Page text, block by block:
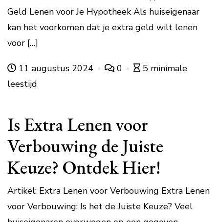
Geld Lenen voor Je Hypotheek Als huiseigenaar
kan het voorkomen dat je extra geld wilt lenen
voor […]
11 augustus 2024 0
5 minimale
leestijd
Is Extra Lenen voor
Verbouwing de Juiste
Keuze? Ontdek Hier!
Artikel: Extra Lenen voor Verbouwing Extra Lenen
voor Verbouwing: Is het de Juiste Keuze? Veel